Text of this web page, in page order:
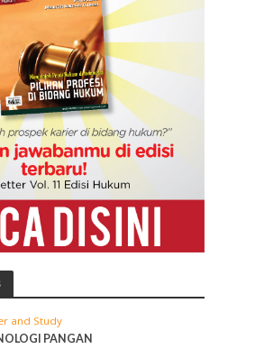
and Study
PANGAN